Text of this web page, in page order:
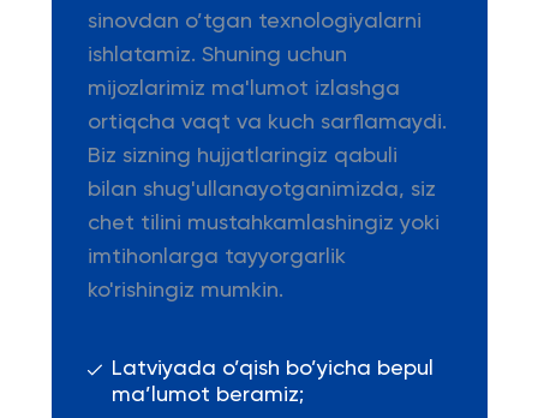
sinovdan o’tgan texnologiyalarni
ishlatamiz. Shuning uchun
mijozlarimiz ma'lumot izlashga
ortiqcha vaqt va kuch sarflamaydi.
Biz sizning hujjatlaringiz qabuli
bilan shug'ullanayotganimizda, siz
chet tilini mustahkamlashingiz yoki
imtihonlarga tayyorgarlik
ko'rishingiz mumkin.
Latviyada o’qish bo’yicha bepul
ma’lumot beramiz;